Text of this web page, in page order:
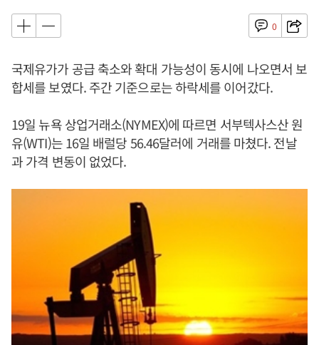
0
국제유가가 공급 축소와 확대 가능성이 동시에 나오면서 보
합세를 보였다. 주간 기준으로는 하락세를 이어갔다.
19일 뉴욕 상업거래소(NYMEX)에 따르면 서부텍사스산 원
유(WTI)는 16일 배럴당 56.46달러에 거래를 마쳤다. 전날
과 가격 변동이 없었다.